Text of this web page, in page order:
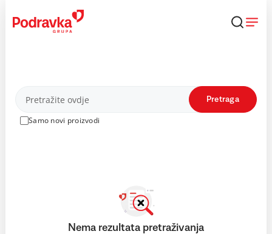
content
Proizvodi
Samo novi proizvodi
Pretraga
Nema rezultata pretraživanja